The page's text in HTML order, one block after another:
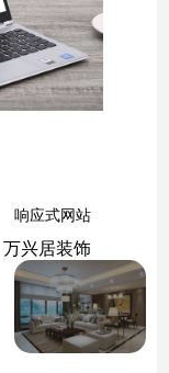
响应式网站
万兴居装饰